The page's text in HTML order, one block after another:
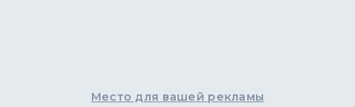
Место для вашей рекламы